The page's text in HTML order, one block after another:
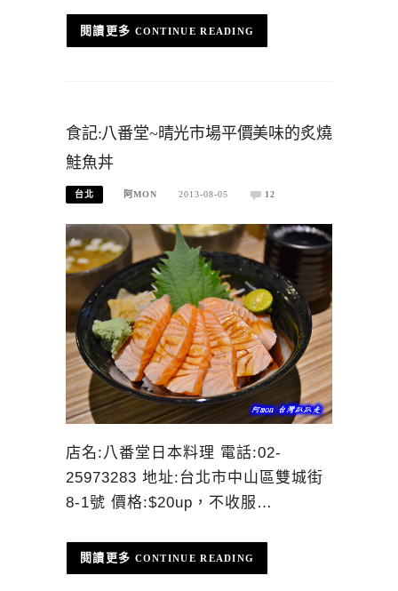
CONTINUE READING
食記:八番堂~晴光市場平價美味的炙燒
鮭魚丼
台北 阿MON 2013-08-05 12
店名:八番堂日本料理 電話:02-
25973283 地址:台北市中山區雙城街
8-1號 價格:$20up，不收服…
CONTINUE READING